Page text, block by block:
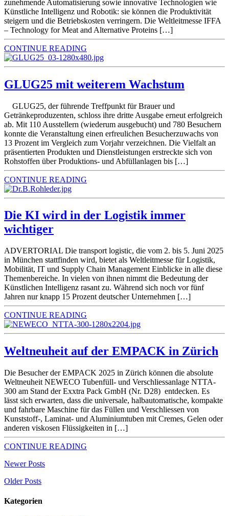
zunehmende Automatisierung sowie innovative Technologien wie
Künstliche Intelligenz und Robotik: sie können die Produktivität
steigern und die Betriebskosten verringern. Die Weltleitmesse IFFA
– Technology for Meat and Alternative Proteins […]
CONTINUE READING
GLUG25 mit weiterem Wachstum
GLUG25, der führende Treffpunkt für Brauer und
Getränkeproduzenten, schloss ihre dritte Ausgabe erneut erfolgreich
ab. Mit 110 Ausstellern (wiederum ausgebucht) und 780 Besuchern
konnte die Veranstaltung einen erfreulichen Besucherzuwachs von
13 Prozent im Vergleich zum Vorjahr verzeichnen. Die Vielfalt an
präsentierten Produkten und Dienstleistungen erstreckte sich von
Rohstoffen über Produktions- und Abfüllanlagen bis […]
CONTINUE READING
Die KI wird in der Logistik immer
wichtiger
ADVERTORIAL Die transport logistic, die vom 2. bis 5. Juni 2025
in München stattfinden wird, bietet als Weltleitmesse für Logistik,
Mobilität, IT und Supply Chain Management Einblicke in alle diese
Themenbereiche. In vielen von ihnen nimmt die Bedeutung der
Künstlichen Intelligenz rasant zu. Während sich noch vor fünf
Jahren nur knapp 15 Prozent deutscher Unternehmen […]
CONTINUE READING
Weltneuheit auf der EMPACK in Zürich
Die Besucher der EMPACK 2025 in Zürich können die absolute
Weltneuheit NEWECO Tubenfüll- und Verschliessanlage NTTA-
300 am Stand der Exxtra Pack GmbH (Nr. D28) entdecken. Es
lässt sich erwarten, dass die universale, halbautomatische, kompakte
und fahrbare Maschine für das Füllen und Verschliessen von
Kunststoff-, Laminat- und Aluminiumtuben mit Cremes, Gelen oder
anderen viskosen Flüssigkeiten in […]
CONTINUE READING
Newer Posts
Older Posts
Kategorien